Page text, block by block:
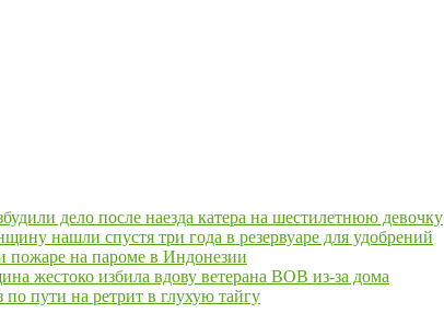
дело после наезда катера на шестилетнюю девочку
нашли спустя три года в резервуаре для удобрений
пожаре на пароме в Индонезии
жестоко избила вдову ветерана ВОВ из-за дома
пути на ретрит в глухую тайгу